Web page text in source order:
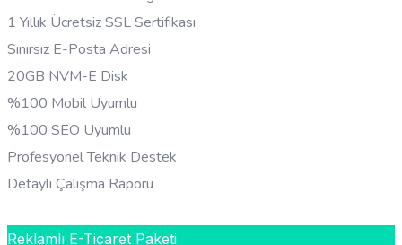
1 Yıllık Ücretsiz SSL Sertifikası
Sınırsız E-Posta Adresi
20GB NVM-E Disk
%100 Mobil Uyumlu
%100 SEO Uyumlu
Profesyonel Teknik Destek
Detaylı Çalışma Raporu
Reklamlı E-Ticaret Paketi